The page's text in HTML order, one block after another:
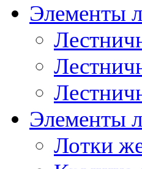
Элементы
Элементы
Лотки